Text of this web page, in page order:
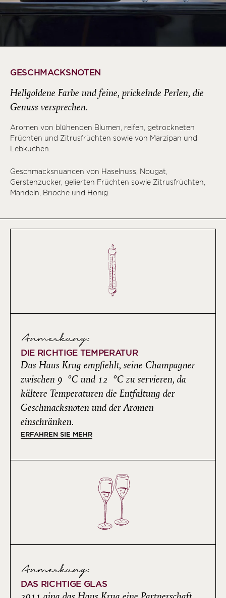
GESCHMACKSNOTEN
Hellgoldene Farbe und feine, prickelnde Perlen, die
Genuss versprechen.
Aromen von blühenden Blumen, reifen, getrockneten
Früchten und Zitrusfrüchten sowie von Marzipan und
Lebkuchen.
Geschmacksnuancen von Haselnuss, Nougat,
Gerstenzucker, gelierten Früchten sowie Zitrusfrüchten,
Mandeln, Brioche und Honig.
Anmerkung:
DIE RICHTIGE TEMPERATUR
Das Haus Krug empfiehlt, seine Champagner
zwischen 9 °C und 12 °C zu servieren, da
kältere Temperaturen die Entfaltung der
Geschmacksnoten und der Aromen
einschränken.
ERFAHREN SIE MEHR
Anmerkung:
DAS RICHTIGE GLAS